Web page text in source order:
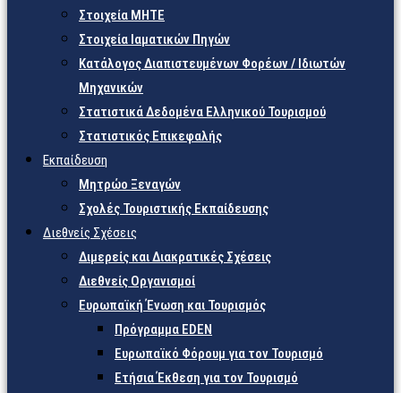
Στοιχεία ΜΗΤΕ
Στοιχεία Ιαματικών Πηγών
Κατάλογος Διαπιστευμένων Φορέων / Ιδιωτών
Μηχανικών
Στατιστικά Δεδομένα Ελληνικού Τουρισμού
Στατιστικός Επικεφαλής
Εκπαίδευση
Μητρώο Ξεναγών
Σχολές Τουριστικής Εκπαίδευσης
Διεθνείς Σχέσεις
Διμερείς και Διακρατικές Σχέσεις
Διεθνείς Οργανισμοί
Ευρωπαϊκή Ένωση και Τουρισμός
Πρόγραμμα EDEN
Ευρωπαϊκό Φόρουμ για τον Τουρισμό
Ετήσια Έκθεση για τον Τουρισμό